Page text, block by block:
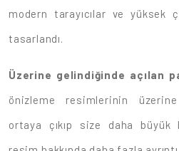
modern tarayıcılar ve yüksek
tasarlandı.
Üzerine gelindiğinde açılan
önizleme resimlerinin
ortaya çıkıp size daha